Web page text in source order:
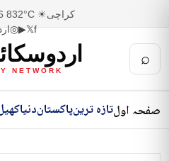
کراچی☀ 32°C
8 August 2026
f
𝕏
▶
◎
⌕
NETWORK
صفحہ اولتازہ ترینپاکستاندنیا